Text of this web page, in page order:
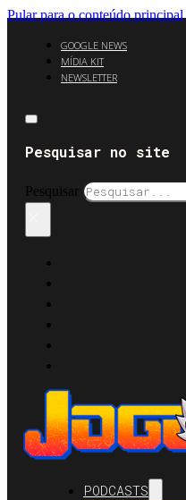
Pular para o conteúdo principal
GOOGLE NEWS
MÍDIA KIT
NEWSLETTER
Pesquisar no site
Pesquisar
PODCASTS